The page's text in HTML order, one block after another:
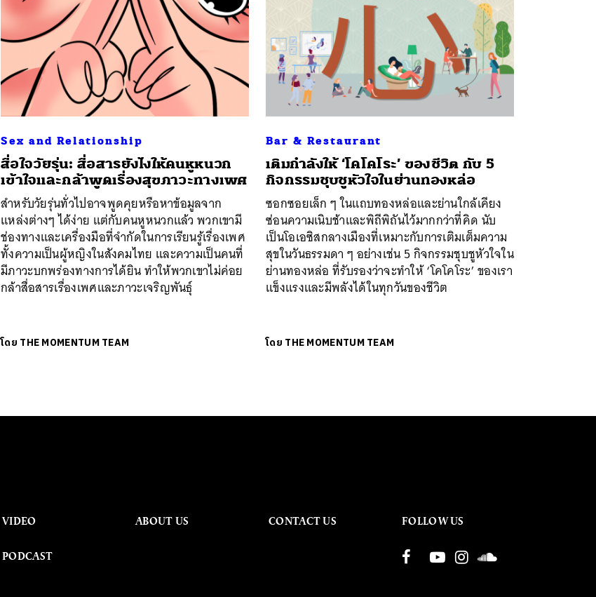
Sex and Relationship
สื่อใจวัยรุ่น: สื่อสารยังไงให้คนหูหนวก
เข้าใจและกล้าพูดเรื่องสุขภาวะทางเพศ
สำหรับวัยรุ่นทั่วไปอาจพูดคุยหรือหาข้อมูลจาก
แหล่งต่างๆ ได้ง่าย แต่กับคนหูหนวกแล้ว พวกเขามี
ช่องทางและเครื่องมือที่จำกัดในการเรียนรู้เรื่องเพศ
ทั้งความเป็นผู้หญิงในสังคมไทย และความเป็นคนที่
มีภาวะบกพร่องทางการได้ยิน ทำให้พวกเขาไม่ค่อย
กล้าสื่อสารเรื่องเพศและภาวะเจริญพันธุ์
โดย THE MOMENTUM TEAM
Bar & Restaurant
เติมกำลังให้ ‘โคโคโระ’ ของชีวิต กับ 5
กิจกรรมชุบชูหัวใจในย่านทองหล่อ
ซอกซอยเล็ก ๆ ในแถบทองหล่อและย่านใกล้เคียง
ซ่อนความเนิบช้าและพิถีพิถันไว้มากกว่าที่คิด นับ
เป็นโอเอซิสกลางเมืองที่เหมาะกับการเติมเต็มความ
สุขในวันธรรมดา ๆ อย่างเช่น 5 กิจกรรมชุบชูหัวใจใน
ย่านทองหล่อ ที่รับรองว่าจะทำให้ ‘โคโคโระ’ ของเรา
แข็งแรงและมีพลังได้ในทุกวันของชีวิต
โดย THE MOMENTUM TEAM
VIDEO
PODCAST
ABOUT US CONTACT US FOLLOW US
SHARE TWEET LINE EMAIL